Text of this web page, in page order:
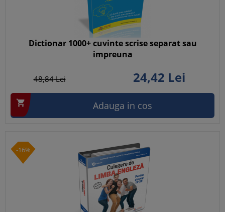
Dictionar 1000+ cuvinte scrise separat sau
impreuna
48,84Lei 24,42 Lei
 Adauga in cos
-16%